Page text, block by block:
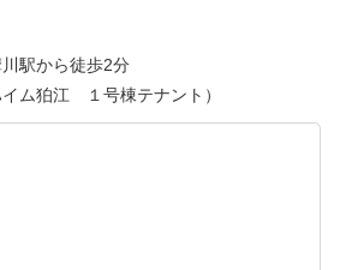
駅から徒歩2分
イム狛江 １号棟テナント）